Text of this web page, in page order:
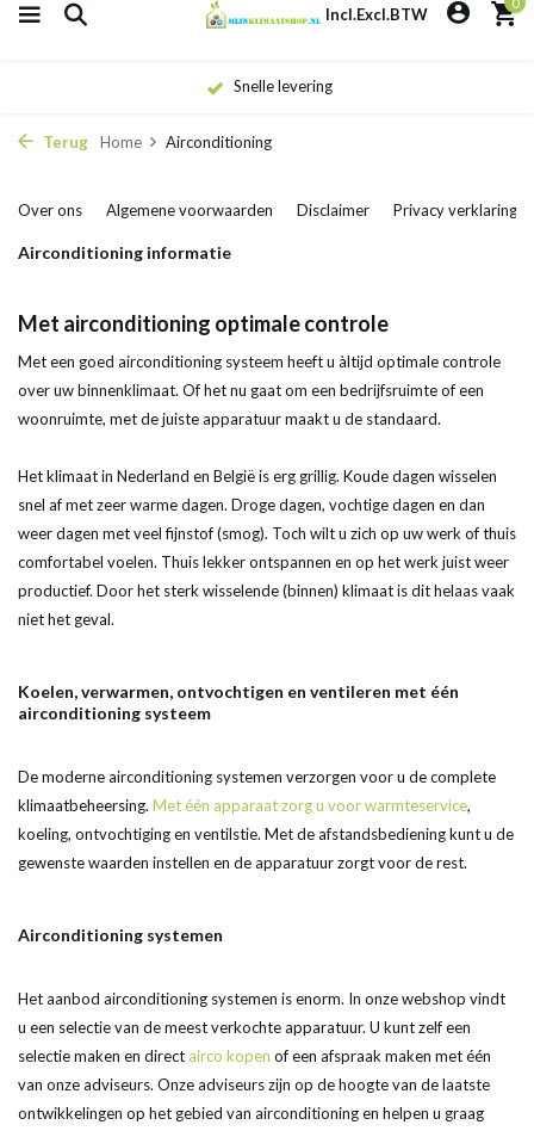
Incl.Excl.BTW
Snelle levering
Terug Home Airconditioning
Over ons Algemene voorwaarden Disclaimer Privacy verklaring
Airconditioning informatie
Met airconditioning optimale controle
Met een goed airconditioning systeem heeft u àltijd optimale controle
over uw binnenklimaat. Of het nu gaat om een bedrijfsruimte of een
woonruimte, met de juiste apparatuur maakt u de standaard.
Het klimaat in Nederland en België is erg grillig. Koude dagen wisselen
snel af met zeer warme dagen. Droge dagen, vochtige dagen en dan
weer dagen met veel fijnstof (smog). Toch wilt u zich op uw werk of thuis
comfortabel voelen. Thuis lekker ontspannen en op het werk juist weer
productief. Door het sterk wisselende (binnen) klimaat is dit helaas vaak
niet het geval.
Koelen, verwarmen, ontvochtigen en ventileren met één
airconditioning systeem
De moderne airconditioning systemen verzorgen voor u de complete
klimaatbeheersing. Met één apparaat zorg u voor warmteservice,
koeling, ontvochtiging en ventilstie. Met de afstandsbediening kunt u de
gewenste waarden instellen en de apparatuur zorgt voor de rest.
Airconditioning systemen
Het aanbod airconditioning systemen is enorm. In onze webshop vindt
u een selectie van de meest verkochte apparatuur. U kunt zelf een
selectie maken en direct airco kopen of een afspraak maken met één
van onze adviseurs. Onze adviseurs zijn op de hoogte van de laatste
ontwikkelingen op het gebied van airconditioning en helpen u graag